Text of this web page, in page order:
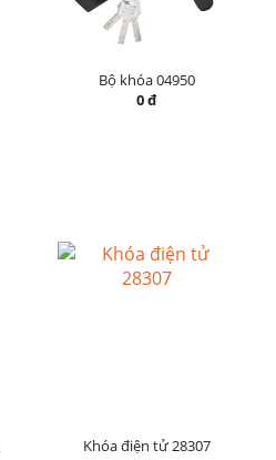
Bộ khóa 04950
0 đ
Khóa điện tử 28307